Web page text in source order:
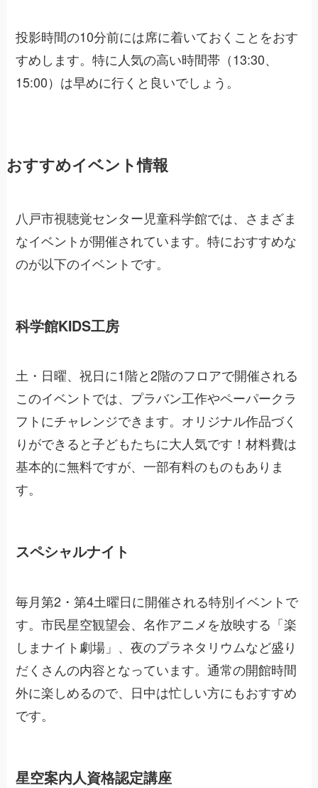
投影時間の10分前には席に着いておくことをおす
すめします。特に人気の高い時間帯（13:30、
15:00）は早めに行くと良いでしょう。
おすすめイベント情報
八戸市視聴覚センター児童科学館では、さまざま
なイベントが開催されています。特におすすめな
のが以下のイベントです。
科学館KIDS工房
土・日曜、祝日に1階と2階のフロアで開催される
このイベントでは、プラバン工作やペーパークラ
フトにチャレンジできます。オリジナル作品づく
りができると子どもたちに大人気です！材料費は
基本的に無料ですが、一部有料のものもありま
す。
スペシャルナイト
毎月第2・第4土曜日に開催される特別イベントで
す。市民星空観望会、名作アニメを放映する「楽
しまナイト劇場」、夜のプラネタリウムなど盛り
だくさんの内容となっています。通常の開館時間
外に楽しめるので、日中は忙しい方にもおすすめ
です。
星空案内人資格認定講座